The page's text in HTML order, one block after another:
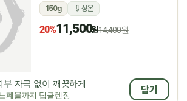
150g 상온
20%11,500원14,400원
자극 없이 깨끗하게
폐물까지 딥클렌징
담기